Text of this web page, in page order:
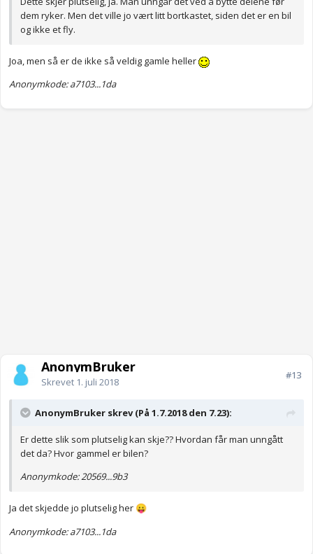
dem ryker. Men det ville jo vært litt bortkastet, siden det er en bil
og ikke et fly.
Joa, men så er de ikke så veldig gamle heller
Anonymkode: a7103...1da
AnonymBruker
Skrevet 1. juli 2018
#13
AnonymBruker skrev (På 1.7.2018 den 7.23):
Er dette slik som plutselig kan skje?? Hvordan får man unngått
det da? Hvor gammel er bilen?
Anonymkode: 20569...9b3
Ja det skjedde jo plutselig her 😛
Anonymkode: a7103...1da